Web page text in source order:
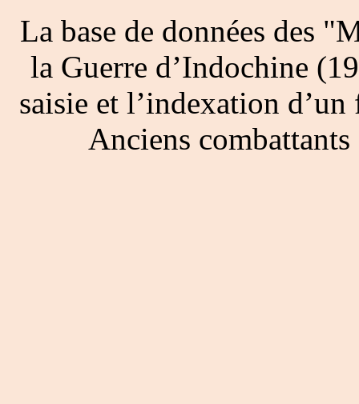
La base de données des
la Guerre d’Indochine
saisie et l’indexation
Anciens